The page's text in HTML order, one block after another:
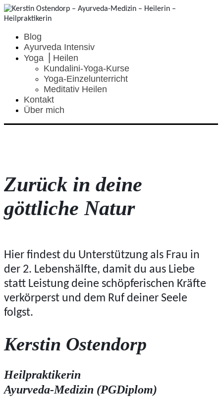
Blog
Ayurveda Intensiv
Yoga ⎥ Heilen
Kundalini-Yoga-Kurse
Yoga-Einzelunterricht
Meditativ Heilen
Kontakt
Über mich
Zurück in deine
göttliche Natur
Hier findest du Unterstützung als Frau in
der 2. Lebenshälfte, damit du aus Liebe
statt Leistung deine schöpferischen Kräfte
verkörperst und dem Ruf deiner Seele
folgst.
Kerstin Ostendorp
Heilpraktikerin
Ayurveda-Medizin (PGDiplom)